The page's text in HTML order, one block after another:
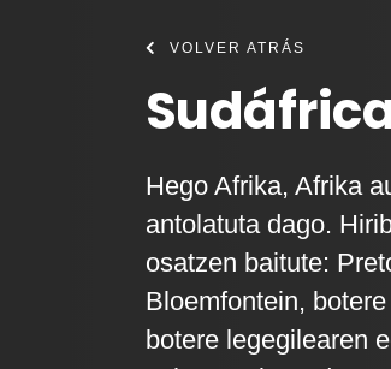
VOLVER ATRÁS
Hego Afrika, Afrika
antolatuta dago.
osatzen baitute:
Bloemfontein,
botere legegilearen